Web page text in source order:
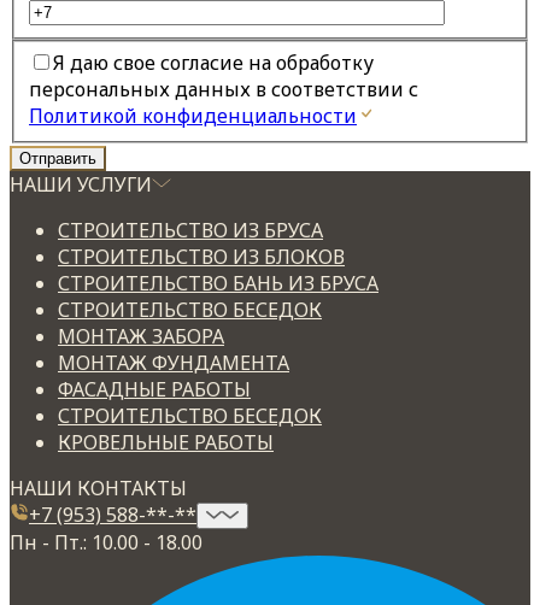
Я даю свое согласие на обработку
персональных данных в соответствии с
Политикой конфиденциальности
НАШИ УСЛУГИ
СТРОИТЕЛЬСТВО ИЗ БРУСА
СТРОИТЕЛЬСТВО ИЗ БЛОКОВ
СТРОИТЕЛЬСТВО БАНЬ ИЗ БРУСА
СТРОИТЕЛЬСТВО БЕСЕДОК
МОНТАЖ ЗАБОРА
МОНТАЖ ФУНДАМЕНТА
ФАСАДНЫЕ РАБОТЫ
СТРОИТЕЛЬСТВО БЕСЕДОК
КРОВЕЛЬНЫЕ РАБОТЫ
НАШИ КОНТАКТЫ
+7 (953) 588-**-**
Пн - Пт.: 10.00 - 18.00